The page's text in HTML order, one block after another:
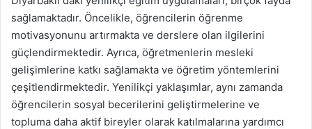
sağlamaktadır. Öncelikle, öğrencilerin öğrenme
motivasyonunu artırmakta ve derslere olan ilgilerini
güçlendirmektedir. Ayrıca, öğretmenlerin mesleki
gelişimlerine katkı sağlamakta ve öğretim yöntemlerini
çeşitlendirmektedir. Yenilikçi yaklaşımlar, aynı zamanda
öğrencilerin sosyal becerilerini geliştirmelerine ve
topluma daha aktif bireyler olarak katılmalarına yardımcı